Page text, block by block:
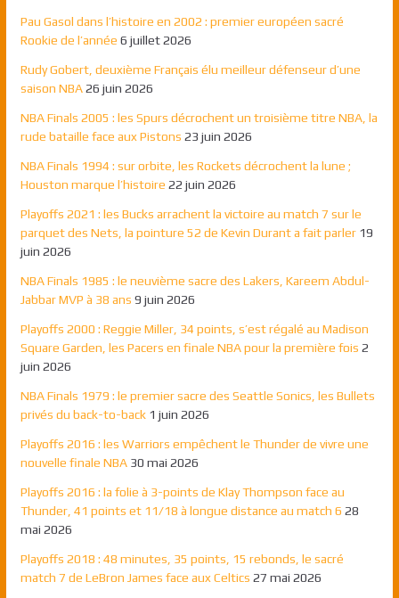
Pau Gasol dans l’histoire en 2002 : premier européen sacré
Rookie de l’année 6 juillet 2026
Rudy Gobert, deuxième Français élu meilleur défenseur d’une
saison NBA 26 juin 2026
NBA Finals 2005 : les Spurs décrochent un troisième titre NBA, la
rude bataille face aux Pistons 23 juin 2026
NBA Finals 1994 : sur orbite, les Rockets décrochent la lune ;
Houston marque l’histoire 22 juin 2026
Playoffs 2021 : les Bucks arrachent la victoire au match 7 sur le
parquet des Nets, la pointure 52 de Kevin Durant a fait parler 19
juin 2026
NBA Finals 1985 : le neuvième sacre des Lakers, Kareem Abdul-
Jabbar MVP à 38 ans 9 juin 2026
Playoffs 2000 : Reggie Miller, 34 points, s’est régalé au Madison
Square Garden, les Pacers en finale NBA pour la première fois 2
juin 2026
NBA Finals 1979 : le premier sacre des Seattle Sonics, les Bullets
privés du back-to-back 1 juin 2026
Playoffs 2016 : les Warriors empêchent le Thunder de vivre une
nouvelle finale NBA 30 mai 2026
Playoffs 2016 : la folie à 3-points de Klay Thompson face au
Thunder, 41 points et 11/18 à longue distance au match 6 28
mai 2026
Playoffs 2018 : 48 minutes, 35 points, 15 rebonds, le sacré
match 7 de LeBron James face aux Celtics 27 mai 2026